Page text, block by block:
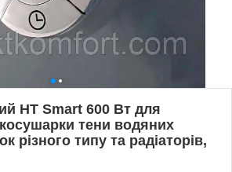
HT Smart 600 Вт для
тени водяних
різного типу та радіаторів,